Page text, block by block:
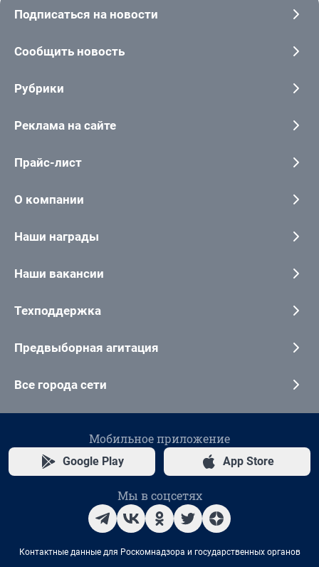
Подписаться на новости
Сообщить новость
Рубрики
Реклама на сайте
Прайс-лист
О компании
Наши награды
Наши вакансии
Техподдержка
Предвыборная агитация
Все города сети
Мобильное приложение
Google Play App Store
Мы в соцсетях
Контактные данные для Роскомнадзора и государственных органов